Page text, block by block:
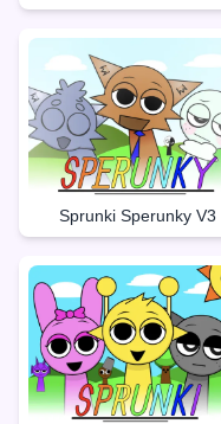
Sprunki Sperunky V3